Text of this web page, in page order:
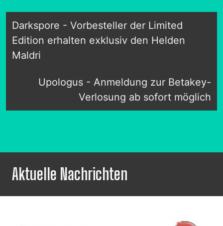
Darkspore - Vorbesteller der Limited
Edition erhalten exklusiv den Helden
Maldri
Upologus - Anmeldung zur Betakey-
Verlosung ab sofort möglich
Aktuelle Nachrichten